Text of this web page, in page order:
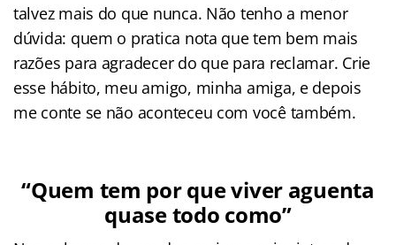
talvez mais do que nunca. Não tenho a menor
dúvida: quem o pratica nota que tem bem mais
razões para agradecer do que para reclamar. Crie
esse hábito, meu amigo, minha amiga, e depois
me conte se não aconteceu com você também.
“Quem tem por que viver aguenta
quase todo como”